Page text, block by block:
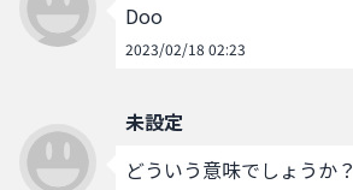
Doo
2023/02/18 02:23
未設定
どういう意味でしょうか？